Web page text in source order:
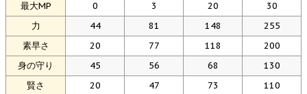
最大MP
0 3 20
30
力
44 81 148
255
素早さ
20 77 118
200
身の守り
45 56 68
130
賢さ
20 47 73
110